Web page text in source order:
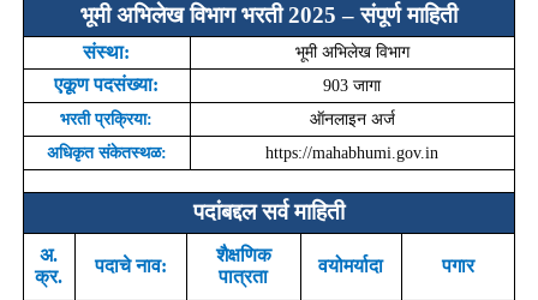
भूमी अभिलेख विभाग भरती 2025–संपूर्ण माहिती
संस्था: भूमी अभिलेख विभाग
एकूण पदसंख्या: 903जागा
भरती प्रक्रिया:
ऑनलाइन अर्ज
अधिकृत संकेतस्थळ:
https://mahabhumi.gov.in
पदांबद्दल सर्व माहिती
अ.
क्र.
पदाचे नाव:
शैक्षणिक
पात्रता
वयोमर्यादा पगार